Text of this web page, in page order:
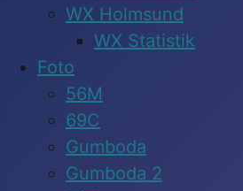
WX Holmsund
WX Statistik
Foto
56M
69C
Gumboda
Gumboda 2